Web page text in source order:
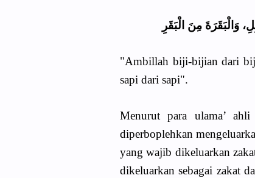
وَالْبَقَرَةَ مِنَ الْبَقَرِ
"Ambillah biji-bijian dari
sapi dari sapi".
Menurut para ulama’
diperboplehkan
yang wajib dikeluarkan
dikeluarkan sebagai zakat